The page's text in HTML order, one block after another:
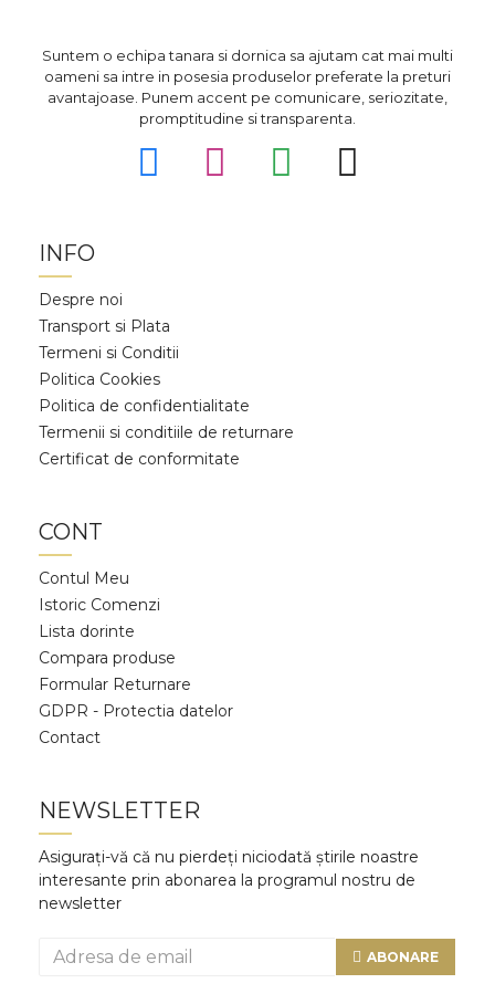
Suntem o echipa tanara si dornica sa ajutam cat mai multi
oameni sa intre in posesia produselor preferate la preturi
avantajoase. Punem accent pe comunicare, seriozitate,
promptitudine si transparenta.
INFO
Despre noi
Transport si Plata
Termeni si Conditii
Politica Cookies
Politica de confidentialitate
Termenii si conditiile de returnare
Certificat de conformitate
CONT
Contul Meu
Istoric Comenzi
Lista dorinte
Compara produse
Formular Returnare
GDPR - Protectia datelor
Contact
NEWSLETTER
Asigurați-vă că nu pierdeți niciodată știrile noastre
interesante prin abonarea la programul nostru de
newsletter
ABONARE